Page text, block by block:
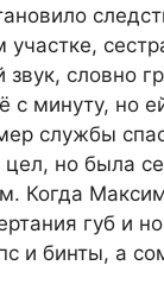
участке,
словно
с минуту, но
службы
но была
Когда
губ и
и бинты, а